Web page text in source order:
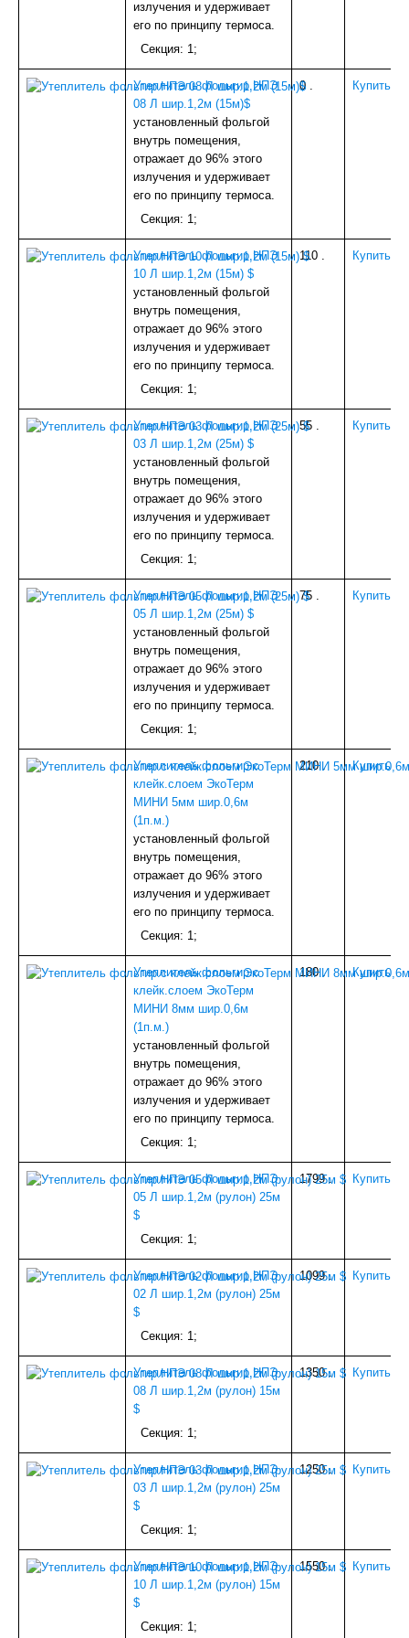
БЕТОНОСМЕСИТЕЛИ
СЫПУЧИЕ МАТЕРИАЛЫ
ПАНЕЛИ ПВХ,МДФ
А/Ц ИЗДЕЛИЯ
ДЕРЕВ.ИЗДЕЛИЯ
УТЕПЛИТЕЛЬ
НАПОЛЬНОЕ ПВХ (доборка)
ДВЕРИ И КОМПЛ.
ВОДОСТОЧКА ПЛАСТИК
ТЕПЛИЦЫ,ПАРНИКИ
МЕТАЛЛ
НАПОЛЬНЫЙ ОТДЕЛОЧНЫЙ МАТЕРИАЛ
ВОДОСТОЧКА ОЦИНК.
ПОТОЛОЧНОЕ ПВХ (плинтуса,уголки)
КРОВЛЯ и КОМПЛЕКТУЮЩИЕ
ПЛИТКА ТРОТУАРНАЯ
СПЕЦОДЕЖДА и СИЗ
ГРУНТОВКА, БЕТОНКОНТАКТ, МАСТИКА
КАРНИЗЫ
ЭЛЕКТРИКА
ИНСТРУМЕНТ
РАСТВОРИТЕЛИ, АНТИСЕПТИКИ
НАПОЛЬНОЕ (ПОРОГИ)
УПЛОТНИТЕЛИ,УТЕПЛИТЕЛИ
МОЗАИКА,ФАРТУКИ
ГЕРМЕТИКИ
СКОТЧИ,ЛЕНТЫ КЛЕЯЩИЕ
МАСЛА, СМАЗКИ
СВАРОЧ.ПРИНАДЛЕЖНОСТИ
ШПАТЛЕВКА
ВЕНТИЛЯЦИЯ
Мебельная отделка
МЕТАЛЛОРУКАВА
ПЛИТКА-КАФЕЛЬ
ЛИСТОВОЙ ГИПСОВЫЙ МАТЕРИАЛ
БЛОКИ ДЛЯ СТРОИТЕЛЬСТВА
Тюбинги, ледянки
Наши ПРОЕКТЫ
излучения и удерживает
его по принципу термоса.
Секция: 1;
Утеплитель фольгир.НПЭ
08 Л шир.1,2м (15м)$
установленный фольгой
внутрь помещения,
отражает до 96% этого
излучения и удерживает
его по принципу термоса.
Секция: 1;
0 . Купить
Утеплитель фольгир.НПЭ
10 Л шир.1,2м (15м) $
установленный фольгой
внутрь помещения,
отражает до 96% этого
излучения и удерживает
его по принципу термоса.
Секция: 1;
110 . Купить
Утеплитель фольгир.НПЭ
03 Л шир.1,2м (25м) $
установленный фольгой
внутрь помещения,
отражает до 96% этого
излучения и удерживает
его по принципу термоса.
Секция: 1;
55 . Купить
Утеплитель фольгир.НПЭ
05 Л шир.1,2м (25м) $
установленный фольгой
внутрь помещения,
отражает до 96% этого
излучения и удерживает
его по принципу термоса.
Секция: 1;
75 . Купить
Утеплитель фольгир.с
клейк.слоем ЭкоТерм
МИНИ 5мм шир.0,6м
(1п.м.)
установленный фольгой
внутрь помещения,
отражает до 96% этого
излучения и удерживает
его по принципу термоса.
Секция: 1;
210 . Купить
Утеплитель фольгир.с
клейк.слоем ЭкоТерм
МИНИ 8мм шир.0,6м
(1п.м.)
установленный фольгой
внутрь помещения,
отражает до 96% этого
излучения и удерживает
его по принципу термоса.
Секция: 1;
180 . Купить
Утеплитель фольгир.НПЭ
05 Л шир.1,2м (рулон) 25м
$
Секция: 1;
1799 . Купить
Утеплитель фольгир.НПЭ
02 Л шир.1,2м (рулон) 25м
$
Секция: 1;
1099 . Купить
Утеплитель фольгир.НПЭ
08 Л шир.1,2м (рулон) 15м
$
Секция: 1;
1350 . Купить
Утеплитель фольгир.НПЭ
03 Л шир.1,2м (рулон) 25м
$
Секция: 1;
1250 . Купить
Утеплитель фольгир.НПЭ
10 Л шир.1,2м (рулон) 15м
$
Секция: 1;
1550 . Купить